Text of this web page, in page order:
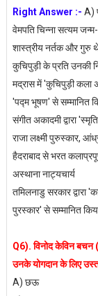
Right Answer :- A)
वेमपति चिन्ना सत्यम
शास्त्रीय नर्तक और गुरु
कुचिपुड़ी के प्रति उनकी
मद्रास में 'कुचिपुड़ी कला
'पद्म भूषण' से सम्मानित
संगीत अकादमी द्वारा
राजा लक्ष्मी पुरुस्कार,
हैदराबाद से भरत
अस्थाना नाट्यचार्य
तमिलनाडु सरकार द्वारा
पुरस्कार' से सम्मानित
Q6). विनोद केविन
उनके योगदान के लिए
A) छऊ